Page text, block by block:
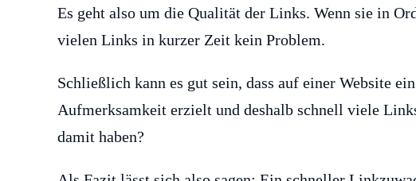
Es geht also um die Qualität der Links. Wenn sie in
vielen Links in kurzer Zeit kein Problem.
Schließlich kann es gut sein, dass auf einer Website
Aufmerksamkeit erzielt und deshalb schnell viele
damit haben?